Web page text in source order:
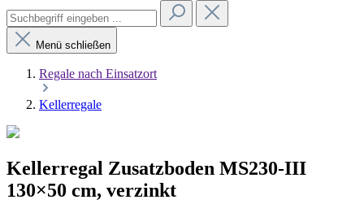
Menü schließen
Regale nach Einsatzort
Kellerregale
Kellerregal Zusatzboden MS230-III
130×50 cm, verzinkt